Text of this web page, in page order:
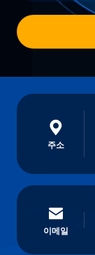
주소
이메일